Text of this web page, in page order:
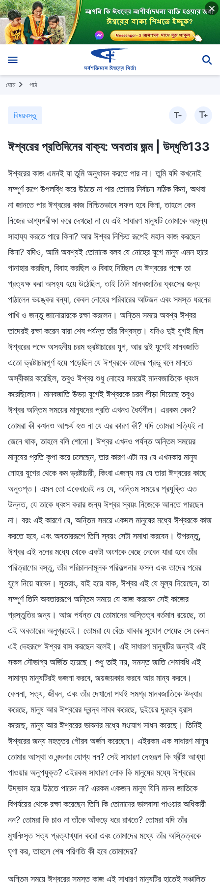
হোম পাঠ
বিষয়বস্তু
ঈশ্বরের প্রতিদিনের বাক্য: অবতার জন্ম | উদ্ধৃতি133
ঈশ্বরের কাজ এমনই যা তুমি অনুধাবন করতে পার না। তুমি যদি কখনোই
সম্পূর্ণ রূপে উপলব্ধি করে উঠতে না পার তোমার নির্বাচন সঠিক কিনা, অথবা
না জানতে পার ঈশ্বরের কাজ নিশ্চিতভাবে সফল হবে কিনা, তাহলে কেন
নিজের ভাগ্যপরীক্ষা করে দেখছো না যে এই সাধারণ মানুষটি তোমাকে অমূল্য
সাহায্য করতে পারে কিনা? আর ঈশ্বর নিশ্চিত রূপেই মহান কাজ করছেন
কিনা? যদিও, আমি অবশ্যই তোমাকে বলব যে নোহের যুগে মানুষ এমন হারে
পানাহার করছিল, বিবাহ করছিল ও বিবাহ দিচ্ছিল যে ঈশ্বরের পক্ষে তা
প্রত্যক্ষ করা অসহ্য হয়ে উঠেছিল, তাই তিনি মানবজাতির ধ্বংসের জন্য
পাঠালেন ভয়ঙ্কর বন্যা, কেবল নোহের পরিবারের আটজন এবং সমস্ত ধরনের
পাখি ও জন্তু জানোয়ারকে রক্ষা করলেন। অন্তিম সময়ে অবশ্য ঈশ্বর
তাদেরই রক্ষা করেন যারা শেষ পর্যন্ত তাঁর বিশ্বস্ত। যদিও দুই যুগই ছিল
ঈশ্বরের পক্ষে অসহনীয় চরম ভ্রষ্টাচারের যুগ, আর দুই যুগেই মানবজাতি
এতো ভ্রষ্টাচারপূর্ণ হয়ে পড়েছিল যে ঈশ্বরকে তাদের প্রভু বলে মানতে
অস্বীকার করেছিল, তবুও ঈশ্বর শুধু নোহের সময়েই মানবজাতিকে ধ্বংস
করেছিলেন। মানবজাতি উভয় যুগেই ঈশ্বরকে চরম পীড়া দিয়েছে তবুও
ঈশ্বর অন্তিম সময়ের মানুষদের প্রতি এখনও ধৈর্যশীল। এরকম কেন?
তোমরা কী কখনও আশ্চর্য হও না যে এর কারণ কী? যদি তোমরা সত্যিই না
জেনে থাক, তাহলে বলি শোনো। ঈশ্বর এখনও পর্যন্ত অন্তিম সময়ের
মানুষের প্রতি কৃপা করে চলেছেন, তার কারণ এটা নয় যে এখনকার মানুষ
নোহর যুগের থেকে কম ভ্রষ্টাচারী, কিংবা এজন্য নয় যে তারা ঈশ্বরের কাছে
অনুতপ্ত। এমন তো একেবারেই নয় যে, অন্তিম সময়ের প্রযুক্তি এত
উন্নত, যে তাকে ধ্বংস করার জন্য ঈশ্বর স্বয়ং নিজেকে আনতে পারছেন
না। বরং এই কারণে যে, অন্তিম সময়ে একদল মানুষের মধ্যে ঈশ্বরকে কাজ
করতে হবে, এবং অবতাররূপে তিনি স্বয়ং সেটা সমাধা করবেন। উপরন্তু,
ঈশ্বর এই দলের মধ্যে থেকে একটা অংশকে বেছে নেবেন যারা হবে তাঁর
পরিত্রাণের বস্তু, তাঁর পরিচালনামূলক পরিকল্পনার ফসল এবং তাদের পরের
যুগে নিয়ে যাবেন। সুতরাং, যাই হয়ে যাক, ঈশ্বর এই যে মূল্য দিয়েছেন, তা
সম্পূর্ণ তিনি অবতাররূপে অন্তিম সময়ে যে কাজ করবেন সেই কাজের
প্রস্তুতির জন্য। আজ পর্যন্ত যে তোমাদের অস্তিত্ব বর্তমান রয়েছে, তা
এই অবতারের অনুগ্রহেই। তোমরা যে বেঁচে থাকার সুযোগ পেয়েছ সে কেবল
এই দেহরূপে ঈশ্বর বাস করছেন বলেই। এই সাধারণ মানুষটির জন্যই এই
সকল সৌভাগ্য অর্জিত হয়েছে। শুধু তাই নয়, সমস্ত জাতি শেষাবধি এই
সামান্য মানুষটিরই ভজনা করবে, জয়জয়কার করবে আর মান্য করবে।
কেননা, সত্য, জীবন, এবং তাঁর দেখানো পথই সমগ্র মানবজাতিকে উদ্ধার
করেছে, মানুষ আর ঈশ্বরের দ্বন্দ্ব লাঘব করেছে, দুইয়ের দূরত্ব হ্রাস
করেছে, মানুষ আর ঈশ্বরের ভাবনার মধ্যে সংযোগ সাধন করেছে। তিনিই
ঈশ্বরের জন্য মহত্তর গৌরব অর্জন করেছেন। এইরকম এক সাধারণ মানুষ
তোমার আস্থা ও বন্দনার যোগ্য নন? সেই সাধারণ দেহরূপ কি খ্রীষ্ট আখ্যা
পাওয়ার অনুপযুক্ত? এইরকম সাধারণ লোক কি মানুষের মধ্যে ঈশ্বরের
উদ্ভাস হয়ে উঠতে পারেন না? এরকম একজন মানুষ যিনি মানব জাতিকে
বিপর্যয়ের থেকে রক্ষা করেছেন তিনি কি তোমাদের ভালবাসা পাওয়ার অধিকারী
নন? তোমরা কি চাও না তাঁকে আঁকড়ে ধরে রাখতে? তোমরা যদি তাঁর
মুখনিঃসৃত সত্য প্রত্যাখ্যান করো এবং তোমাদের মধ্যে তাঁর অস্তিত্বকে
ঘৃণা কর, তাহলে শেষ পরিণতি কী হবে তোমাদের?
অন্তিম সময়ে ঈশ্বরের সমস্ত কাজ এই সাধারণ মানুষটির হাতেই সঞ্চালিত